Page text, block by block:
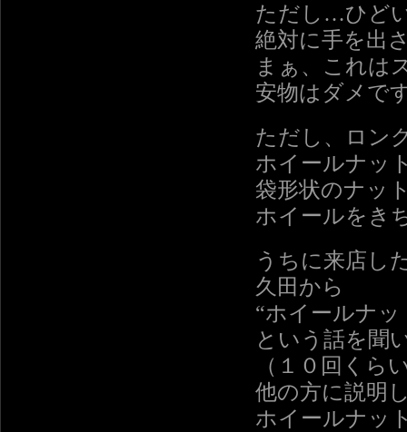
ただし…ひど
絶対に手を出
まぁ、これは
安物はダメで
ただし、ロン
ホイールナッ
袋形状のナッ
ホイールをき
うちに来店し
久田から
“ホイールナ
という話を聞
（１０回くら
他の方に説明
ホイールナッ